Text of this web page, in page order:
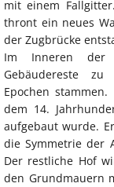
mit einem
thront ein neues
der Zugbrücke
Im Inneren der
Gebäudereste
Epochen
dem 14.
aufgebaut wurde.
die Symmetrie der
Der restliche Hof
den Grundmauern